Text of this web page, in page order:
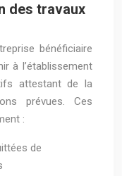
des travaux
bénéficiaire
à l’établissement
attestant de la
prévues. Ces
:
de